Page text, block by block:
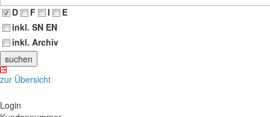
D
F I
E
inkl. SN EN
inkl. Archiv
zur Übersicht
Login